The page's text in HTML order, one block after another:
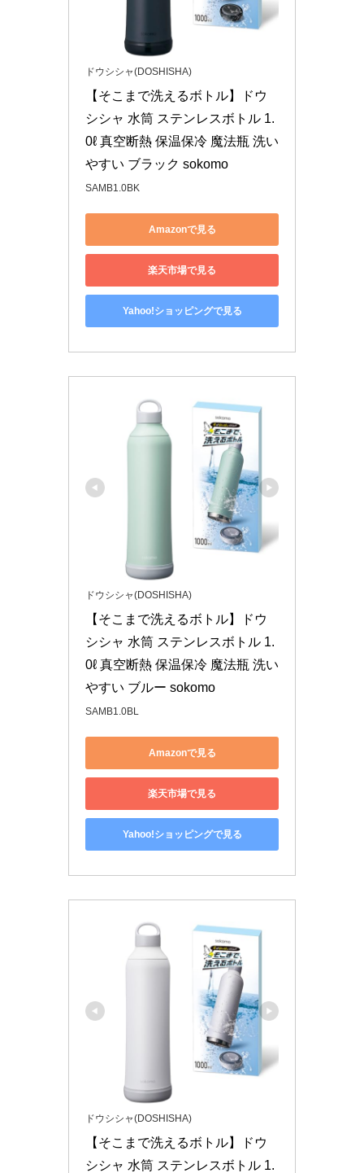
ドウシシャ(DOSHISHA)
【そこまで洗えるボトル】ドウ
シシャ 水筒 ステンレスボトル 1.
0ℓ 真空断熱 保温保冷 魔法瓶 洗い
やすい ブラック sokomo
SAMB1.0BK
Amazonで見る
楽天市場で見る
Yahoo!ショッピングで見る
ドウシシャ(DOSHISHA)
【そこまで洗えるボトル】ドウ
シシャ 水筒 ステンレスボトル 1.
0ℓ 真空断熱 保温保冷 魔法瓶 洗い
やすい ブルー sokomo
SAMB1.0BL
Amazonで見る
楽天市場で見る
Yahoo!ショッピングで見る
ドウシシャ(DOSHISHA)
【そこまで洗えるボトル】ドウ
シシャ 水筒 ステンレスボトル 1.